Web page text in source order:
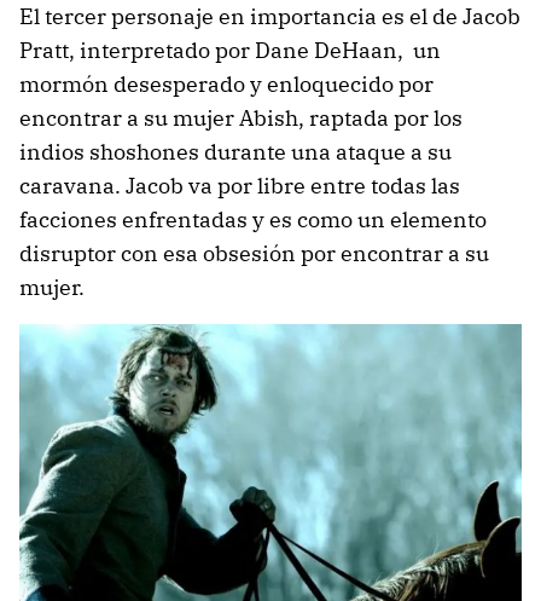
El tercer personaje en importancia es el de Jacob
Pratt, interpretado por Dane DeHaan, un
mormón desesperado y enloquecido por
encontrar a su mujer Abish, raptada por los
indios shoshones durante una ataque a su
caravana. Jacob va por libre entre todas las
facciones enfrentadas y es como un elemento
disruptor con esa obsesión por encontrar a su
mujer.